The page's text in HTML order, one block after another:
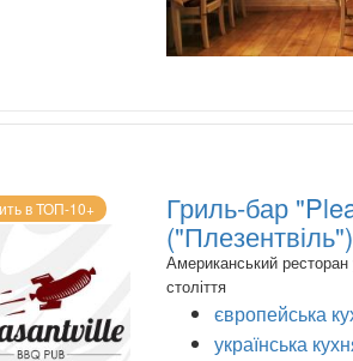
в ТОП-10+ Гриль-бар
("Плезентвіль")
Американський
століття
європейська
українська